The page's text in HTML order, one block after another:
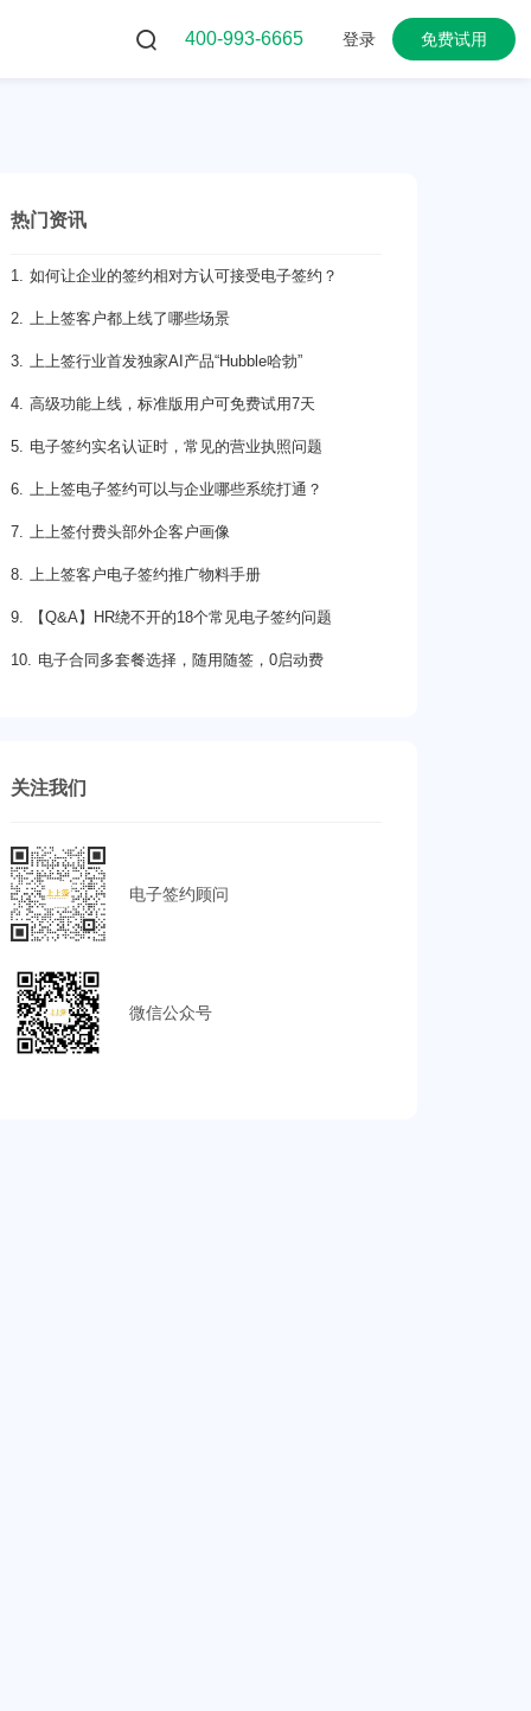
400-993-6665 登录 免费试用
热门资讯
1. 如何让企业的签约相对方认可接受电子签约？
2. 上上签客户都上线了哪些场景
3. 上上签行业首发独家AI产品“Hubble哈勃”
4. 高级功能上线，标准版用户可免费试用7天
5. 电子签约实名认证时，常见的营业执照问题
6. 上上签电子签约可以与企业哪些系统打通？
7. 上上签付费头部外企客户画像
8. 上上签客户电子签约推广物料手册
9. 【Q&A】HR绕不开的18个常见电子签约问题
10. 电子合同多套餐选择，随用随签，0启动费
关注我们
电子签约顾问
微信公众号